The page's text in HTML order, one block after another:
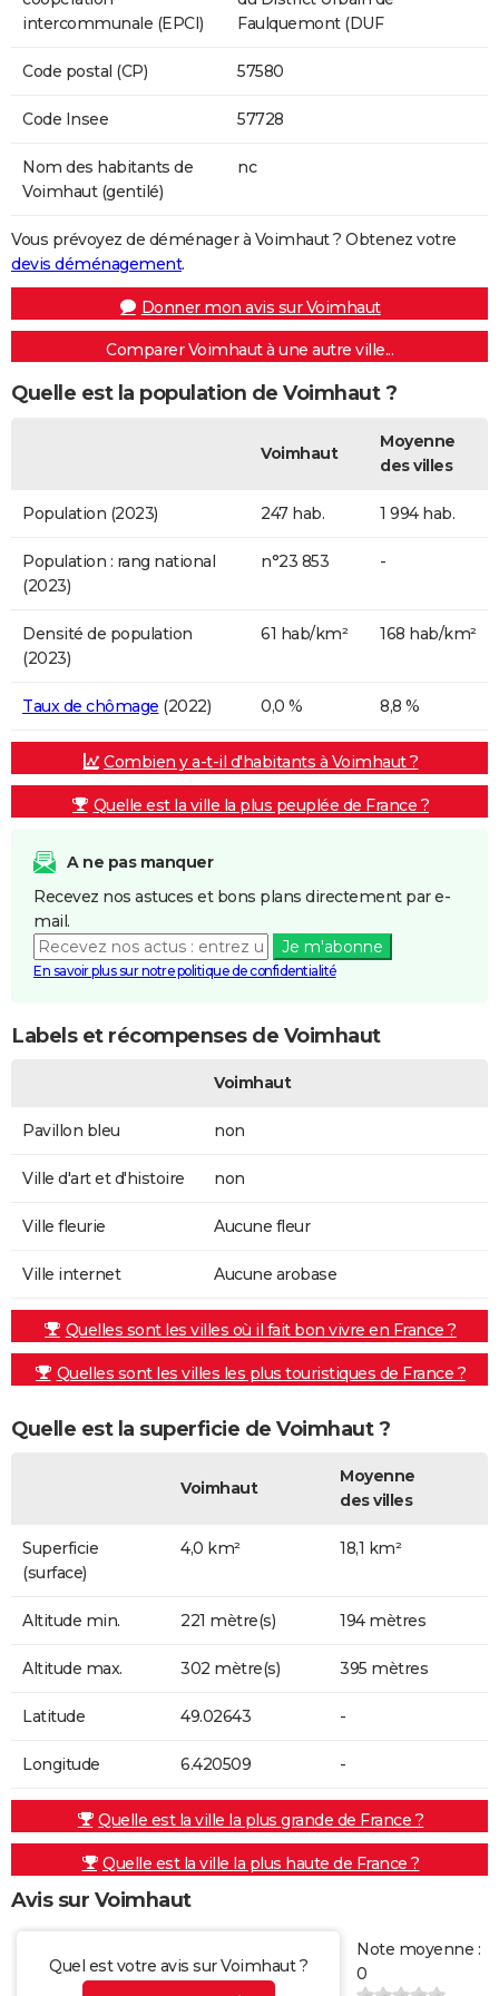
intercommunale (EPCI)
Faulquemont (DUF
Code postal (CP) 57580
Code Insee 57728
Nom des habitants de
Voimhaut (gentilé)
nc
Vous prévoyez de déménager à Voimhaut ? Obtenez votre
devis déménagement.
Donner mon avis sur Voimhaut
Comparer Voimhaut à une autre ville...
Quelle est la population de Voimhaut ?
Voimhaut
Moyenne
des villes
Population (2023) 247 hab. 1 994 hab.
Population : rang national
(2023)
n°23 853 -
Densité de population
(2023)
61 hab/km² 168 hab/km²
Taux de chômage (2022) 0,0 % 8,8 %
Combien y a-t-il d'habitants à Voimhaut ?
Quelle est la ville la plus peuplée de France ?
A ne pas manquer
Recevez nos astuces et bons plans directement par e-
mail.
Je m'abonne
En savoir plus sur notre politique de confidentialité
Labels et récompenses de Voimhaut
Voimhaut
Pavillon bleu non
Ville d'art et d'histoire non
Ville fleurie Aucune fleur
Ville internet Aucune arobase
Quelles sont les villes où il fait bon vivre en France ?
Quelles sont les villes les plus touristiques de France ?
Quelle est la superficie de Voimhaut ?
Voimhaut
Moyenne
des villes
Superficie
(surface)
4,0 km² 18,1 km²
Altitude min. 221 mètre(s) 194 mètres
Altitude max. 302 mètre(s) 395 mètres
Latitude 49.02643 -
Longitude 6.420509 -
Quelle est la ville la plus grande de France ?
Quelle est la ville la plus haute de France ?
Avis sur Voimhaut
Quel est votre avis sur Voimhaut ?
Note moyenne :
0